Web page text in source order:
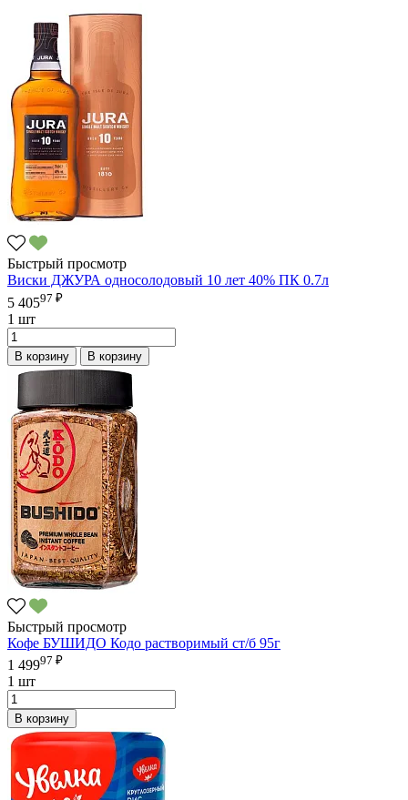
Быстрый просмотр
Виски ДЖУРА односолодовый 10 лет 40% ПК 0.7л
5 40597 ₽
1 шт
В корзину В корзину
Быстрый просмотр
Кофе БУШИДО Кодо растворимый ст/б 95г
1 49997 ₽
1 шт
В корзину